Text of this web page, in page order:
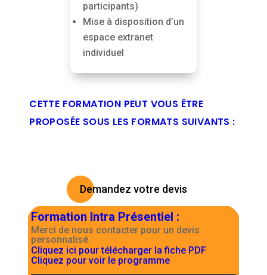
participants)
Mise à disposition d’un
espace extranet
individuel
CETTE FORMATION PEUT VOUS ÊTRE
PROPOSÉE SOUS LES FORMATS SUIVANTS :
Demandez votre devis
Formation Intra Présentiel :
Merci de nous contacter pour un devis
personnalisé.
Cliquez ici pour télécharger la fiche PDF
Cliquez pour voir le programme